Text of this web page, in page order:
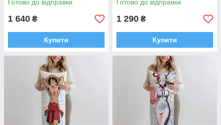
Готово до відправки
1 640 ₴
Купити
Готово до відправки
1 290 ₴
Купити